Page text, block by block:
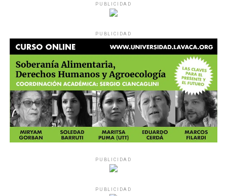
PUBLICIDAD
PUBLICIDAD
PUBLICIDAD
PUBLICIDAD